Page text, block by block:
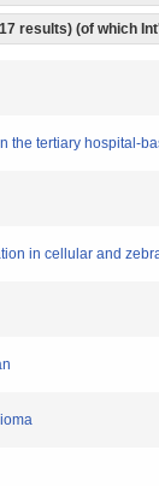
results) (of which
the tertiary hospital-
in cellular and